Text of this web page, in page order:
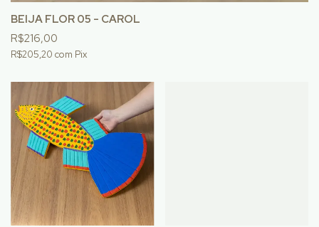
BEIJA FLOR 05 - CAROL
R$216,00
R$205,20 com Pix